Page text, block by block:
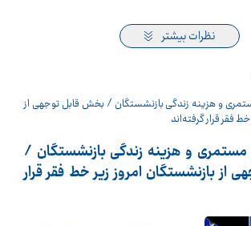
نظرات بیشتر
مستمری و هزینه زندگی بازنشستگان /
از بازنشستگان امروز زیر خط فقر قرار